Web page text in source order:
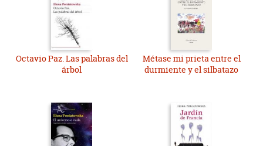
Octavio Paz. Las palabras del
árbol
Métase mi prieta entre el
durmiente y el silbatazo